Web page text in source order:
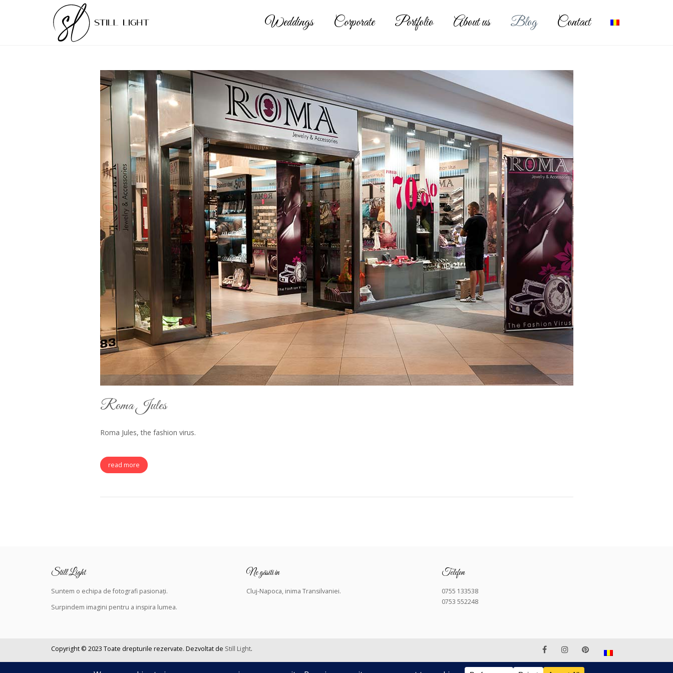
Weddings Corporate Portfolio About us Blog Contact
Roma Jules
Roma Jules, the fashion virus.
read more
Still Light
Suntem o echipa de fotografi pasionați.
Surpindem imagini pentru a inspira lumea.
Ne găsiti in
Cluj-Napoca, inima Transilvaniei.
Telefon
0755 133538
0753 552248
Copyright © 2023 Toate drepturile rezervate. Dezvoltat de Still Light.
Navigând pe acest site, sunteți de acord cu Politica noastra de confidențialitate